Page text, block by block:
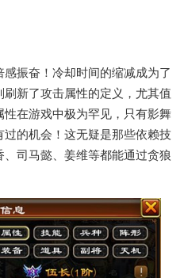
振奋！冷却时间的缩减成为了
新了攻击属性的定义，尤其值
在游戏中极为罕见，只有影舞
的机会！这无疑是那些依赖技
司马懿、姜维等都能通过贪狼